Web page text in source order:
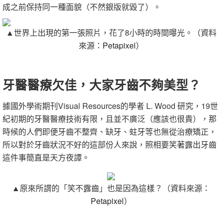
成之前保持同一種面貌（不然銀版就毀了）。
▲世界上出現的第一張照片，花了8小時的時間曝光。（資料
來源： Petapixel）
牙醫醫療欠佳，大家牙齒不夠美型？
據國外學術期刊Visual Resources的學者 L. Wood 研究，19世
紀初期的牙醫醫療技術有限，且並不廣泛（應該也很貴），那
時候的人們即便牙齒不整齊、缺牙、蛀牙等也無從治療矯正，
所以對於牙齒狀況不好的這部份人來說，照相要笑著露出牙齒
這件事簡直是天方夜譚。
▲原來所謂的「笑不露齒」也是因為這樣？
（資料來源：
Petapixel）